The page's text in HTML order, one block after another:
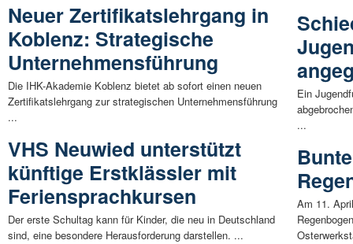
Neuer Zertifikatslehrgang in
Koblenz: Strategische
Unternehmensführung
Die IHK-Akademie Koblenz bietet ab sofort einen neuen
Zertifikatslehrgang zur strategischen Unternehmensführung
...
VHS Neuwied unterstützt
künftige Erstklässler mit
Feriensprachkursen
Der erste Schultag kann für Kinder, die neu in Deutschland
sind, eine besondere Herausforderung darstellen. ...
Ein
...
Am 11.